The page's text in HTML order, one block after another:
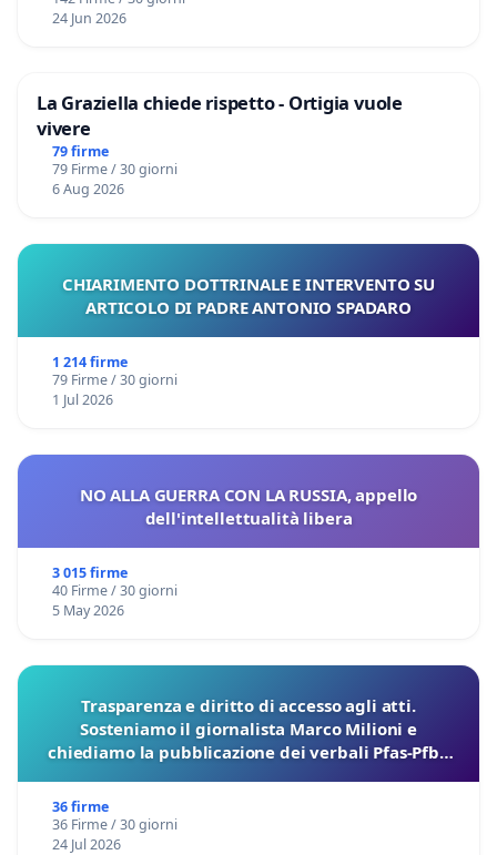
24 Jun 2026
La Graziella chiede rispetto - Ortigia vuole
vivere
79 firme
79 Firme / 30 giorni
6 Aug 2026
CHIARIMENTO DOTTRINALE E INTERVENTO SU
ARTICOLO DI PADRE ANTONIO SPADARO
1 214 firme
79 Firme / 30 giorni
1 Jul 2026
NO ALLA GUERRA CON LA RUSSIA, appello
dell'intellettualità libera
3 015 firme
40 Firme / 30 giorni
5 May 2026
Trasparenza e diritto di accesso agli atti.
Sosteniamo il giornalista Marco Milioni e
chiediamo la pubblicazione dei verbali Pfas-Pfba
36 firme
36 Firme / 30 giorni
24 Jul 2026